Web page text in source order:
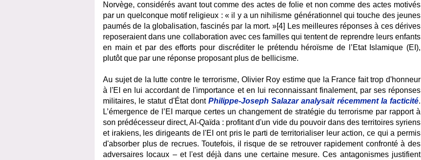
Norvège, considérés avant tout comme des actes de folie et non comme des actes motivés
par un quelconque motif religieux : « il y a un nihilisme générationnel qui touche des jeunes
paumés de la globalisation, fascinés par la mort. »[4] Les meilleures réponses à ces dérives
reposeraient dans une collaboration avec ces familles qui tentent de reprendre leurs enfants
en main et par des efforts pour discréditer le prétendu héroïsme de l’Etat Islamique (EI),
plutôt que par une réponse proposant plus de bellicisme.
Au sujet de la lutte contre le terrorisme, Olivier Roy estime que la France fait trop d'honneur
à l'EI en lui accordant de l'importance et en lui reconnaissant finalement, par ses réponses
militaires, le statut d'État dont Philippe-Joseph Salazar analysait récemment la facticité.
L’émergence de l’EI marque certes un changement de stratégie du terrorisme par rapport à
son prédécesseur direct, Al-Qaïda : profitant d'un vide du pouvoir dans des territoires syriens
et irakiens, les dirigeants de l'EI ont pris le parti de territorialiser leur action, ce qui a permis
d'absorber plus de recrues. Toutefois, il risque de se retrouver rapidement confronté à des
adversaires locaux – et l'est déjà dans une certaine mesure. Ces antagonismes justifient